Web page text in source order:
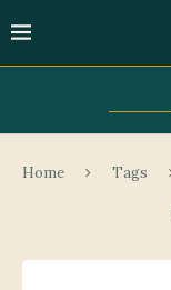
Home Tags